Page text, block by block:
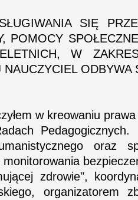
SIĘ
POMOCY
W
ODBYWA
w kreowaniu
Pedagogicznych.
oraz
zdrowie",
organizatorem